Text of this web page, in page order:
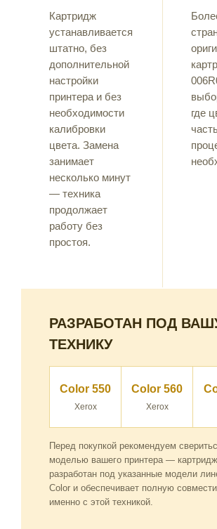
Картридж
устанавливается
штатно, без
дополнительной
настройки
принтера и без
необходимости
калибровки
цвета. Замена
занимает
несколько минут
— техника
продолжает
работу без
простоя.
где
РАЗРАБОТАН ПОД
ТЕХНИКУ
Color 550
Xerox
Color 560
Xerox
Перед покупкой рекомендуем
моделью вашего принтера — картридж
разработан под указанные модели
Color и обеспечивает полную
именно с этой техникой.